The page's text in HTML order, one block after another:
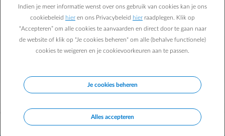
Wil je meer weten over de digitale meter en zijn specifieke
kenmerken?Kies dan het tabblad dat overeenkomt met jouw regio
© Electrabel nv
Cookiebeleid
Schakel over
FR
Indien je meer informatie wenst over ons gebruik van cookies kan je ons
cookiebeleid hier en ons Privacybeleid hier raadplegen. Klik op
“Accepteren” om alle cookies te aanvaarden en direct door te gaan naar
de website of klik op "Je cookies beheren" om alle (behalve functionele)
cookies te weigeren en je cookievoorkeuren aan te passen.
Je cookies beheren
Alles accepteren